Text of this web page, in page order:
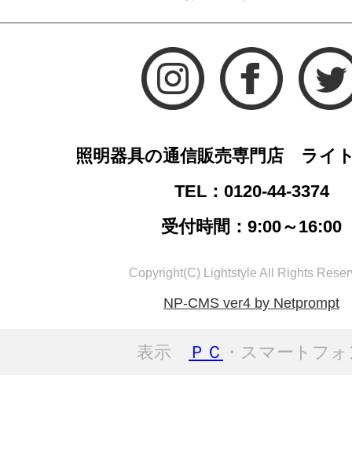
照明器具の通信販売専門店 ライ
TEL：0120-44-3374
受付時間：9:00～16:00
Copyright(C) Lightstyle All Rights
NP-CMS ver4 by Netprompt
表示 ＰＣ ・スマートフ